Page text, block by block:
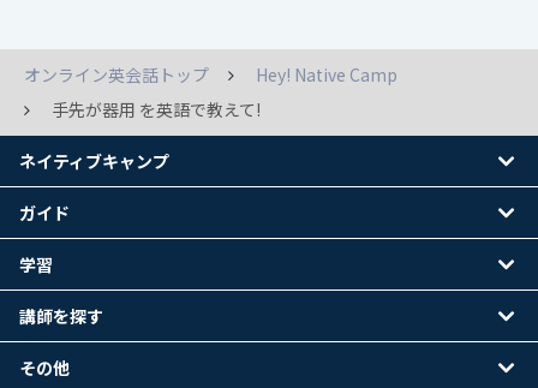
オンライン英会話トップ
Hey! Native Camp
手先が器用 を英語で教えて!
ネイティブキャンプ
ガイド
学習
講師を探す
その他